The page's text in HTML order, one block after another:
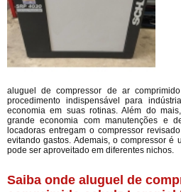
aluguel de compressor de ar
procedimento indispensável para
economia em suas rotinas. Além do
grande economia com manutenções e
locadoras entregam o compressor
evitando gastos. Ademais, o compressor é
pode ser aproveitado em diferentes nichos.
Saiba onde aluguel de